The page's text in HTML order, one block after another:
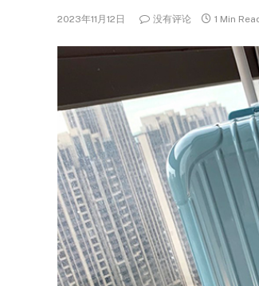
2023年11月12日 没有评论 1 Min